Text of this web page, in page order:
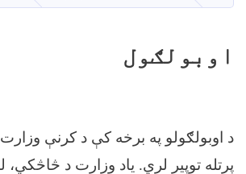
اوبولګول
د اوبولګولو په برخه کې د کرنې وزارت
پرتله توپیر لري. یاد وزارت د څاڅکي،